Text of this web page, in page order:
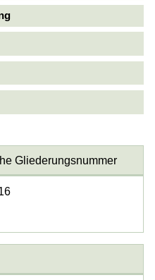
Gliederungsnummer